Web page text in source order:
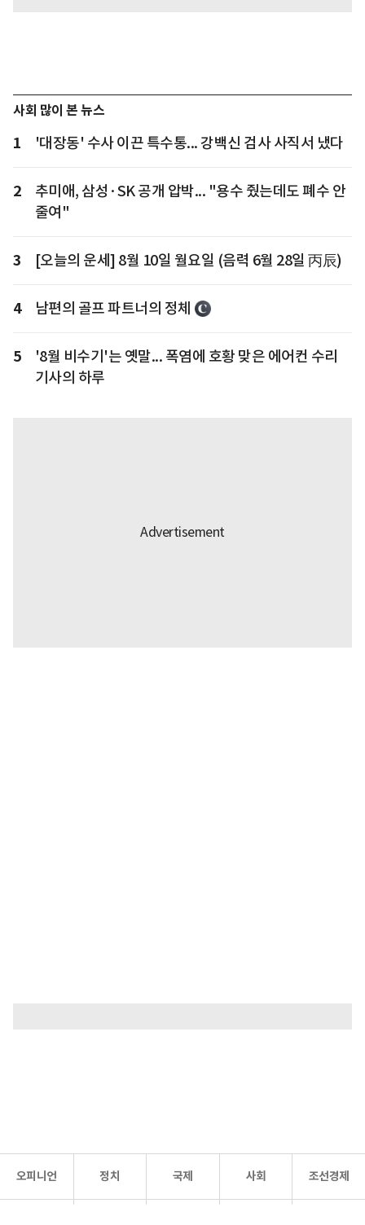
사회 많이 본 뉴스
1 '대장동' 수사 이끈 특수통... 강백신 검사 사직서 냈다
2
추미애, 삼성·SK 공개 압박... "용수 줬는데도 폐수 안
줄여"
3 [오늘의 운세] 8월 10일 월요일 (음력 6월 28일 丙辰)
4 남편의 골프 파트너의 정체
5
'8월 비수기'는 옛말... 폭염에 호황 맞은 에어컨 수리
기사의 하루
오피니언 정치 국제 사회 조선경제